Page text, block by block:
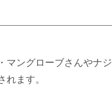
マングローブさんやナ
れます。